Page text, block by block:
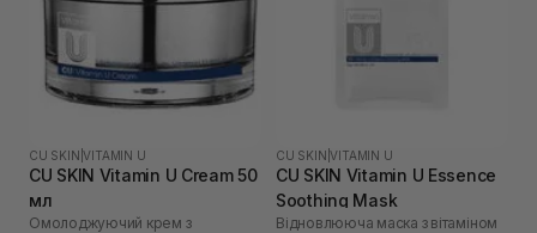
CU SKIN |VITAMIN U
CU SKIN Vitamin U Cream 50
мл
Омолоджуючий крем з
CU SKIN |VITAMIN U
CU SKIN Vitamin U Essence
Soothing Mask
Відновлююча маска з вітаміном